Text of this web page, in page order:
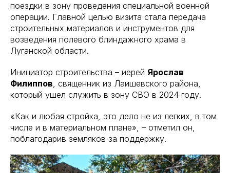
поездки в зону проведения специальной военной
операции. Главной целью визита стала передача
строительных материалов и инструментов для
возведения полевого блиндажного храма в
Луганской области.
Инициатор строительства – иерей Ярослав
Филиппов, священник из Лаишевского района,
который ушел служить в зону СВО в 2024 году.
«Как и любая стройка, это дело не из легких, в том
числе и в материальном плане», – отметил он,
поблагодарив земляков за поддержку.